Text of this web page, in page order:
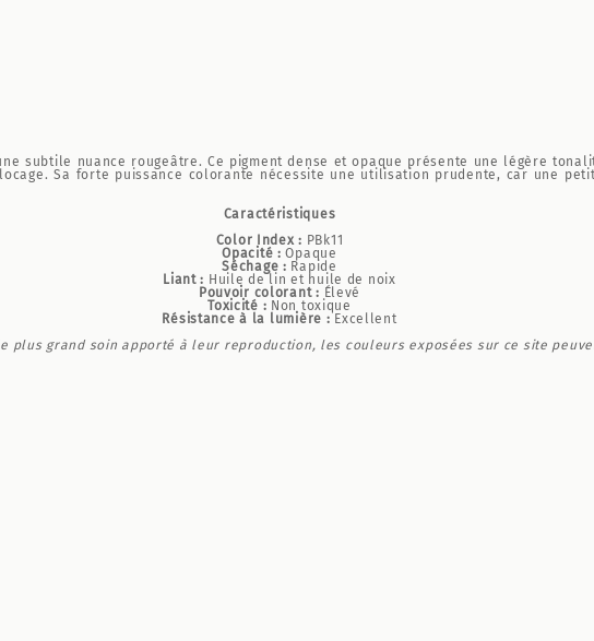
subtile nuance rougeâtre. Ce pigment dense et opaque présente une légère
Sa forte puissance colorante nécessite une utilisation prudente, car une
Caractéristiques
Color Index : PBk11
Opacité : Opaque
Séchage : Rapide
Liant : Huile de lin et huile de noix
Pouvoir colorant : Élevé
Toxicité : Non toxique
Résistance à la lumière : Excellent
plus grand soin apporté à leur reproduction, les couleurs exposées sur ce site